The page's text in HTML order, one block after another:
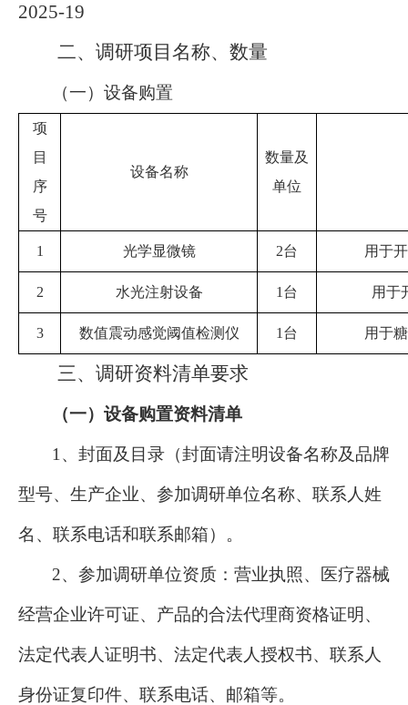
2025-19
二、 调研项目名称、数量
（一）设备购置
项
目
序
号
设备名称
数量及
单位
1 光学显微镜 2台 用于
2 水光注射设备 1台 用于
3 数值震动感觉阈值检测仪 1台 用于
三、 调研资料清单要求
（一） 设备购置资料清单
1、封面及目录（封面请注明设备名称及品牌
型号、生产企业、参加调研单位名称、联系人姓
名、联系电话和联系邮箱）。
2、参加调研单位资质：营业执照、医疗器械
经营企业许可证、产品的合法代理商资格证明、
法定代表人证明书、法定代表人授权书、联系人
身份证复印件、联系电话、邮箱等。